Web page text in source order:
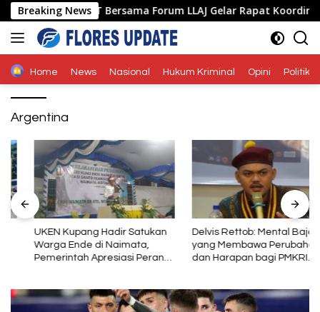
Langsung
ke
konten
Breaking News
Polda NTT Bersama Forum LLAJ Gelar Rapat Koordinasi
Home News Nasional Hukum Kriminal Opini Politik
Argentina
UKEN Kupang Hadir Satukan
Warga Ende di Naimata,
Pemerintah Apresiasi Peran
Delvis Rettob: Mental Baja
yang Membawa Perubahan
dan Harapan bagi PMKRI